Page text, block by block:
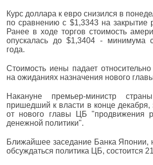
Курс доллара к евро снизился в
по сравнению с $1,3343 на закрытие
Ранее в ходе торгов стоимость
опускалась до $1,3404 - минимума
года.
Стоимость иены падает
на ожиданиях назначения нового
Накануне премьер-министр
пришедший к власти в конце декабря,
от нового главы ЦБ "продвижения
денежной политики".
Ближайшее заседание Банка Японии,
обсуждаться политика ЦБ, состоится